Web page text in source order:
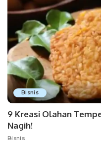
Bisnis
9 Kreasi Olahan
Nagih!
Bisnis